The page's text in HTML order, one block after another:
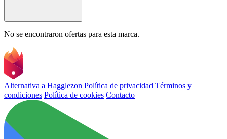
No se encontraron ofertas para esta marca.
Alternativa a Hagglezon Política de privacidad Términos y
condiciones Política de cookies Contacto